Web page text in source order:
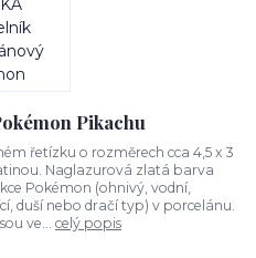
Pikachu
řetízku o rozměrech cca 4,5 x 3
Naglazurová zlatá barva
Pokémon (ohnivý, vodní,
duší nebo dračí typ) v porcelánu.
ve... celý popis